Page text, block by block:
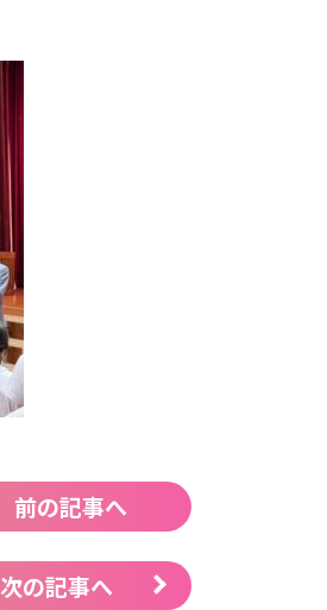
前の記事へ
次の記事へ